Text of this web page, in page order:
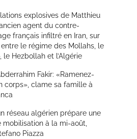
explosives de Matthieu
agent du contre-
français infiltré en Iran, sur
entre le régime des Mollahs, le
le Hezbollah et l’Algérie
Fakir: «Ramenez-
corps», clame sa famille à
réseau algérien prépare une
mobilisation à la mi-août,
Piazza